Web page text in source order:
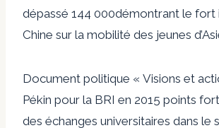
dépassé 144 000démontrant le fort
Chine sur la mobilité des jeunes
Document politique « Visions et
Pékin pour la BRI en 2015 points
des échanges universitaires dans le